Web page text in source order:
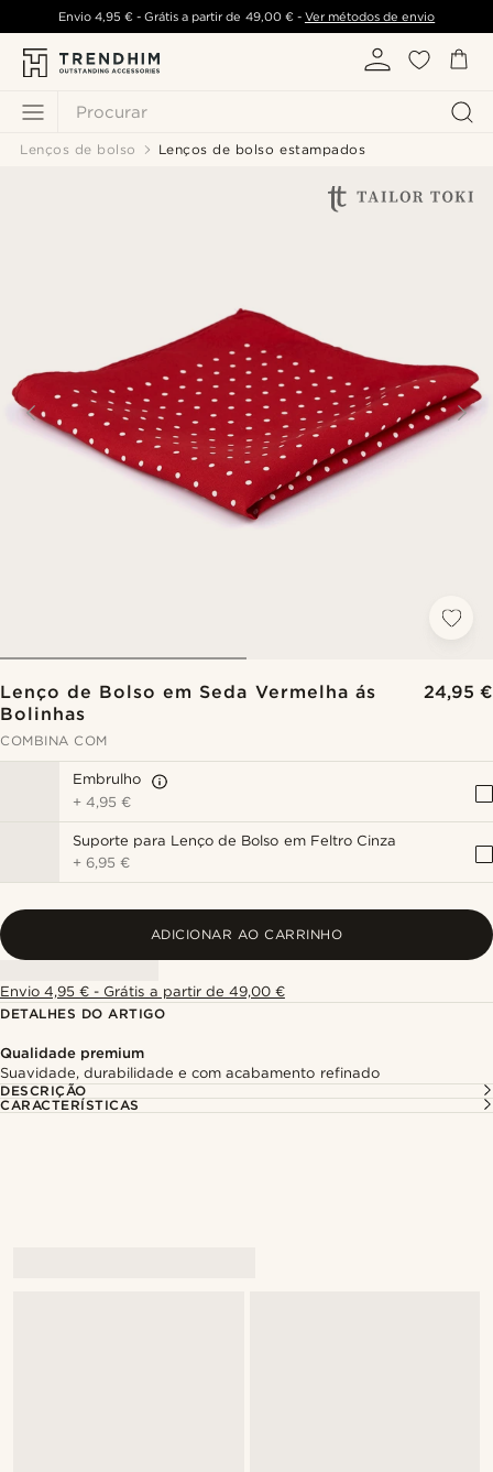
Procurar
Envio 4,95 €- Grátis a partir de 49,00 €- Ver métodos de envio
Lenços de bolso Lenços de bolso estampados
Lenço de Bolso em Seda Vermelha ás
Bolinhas
24,95 €
COMBINA COM
Embrulho
+4,95 €
Suporte para Lenço de Bolso em Feltro Cinza
+6,95 €
ADICIONAR AO CARRINHO
Envio 4,95 € - Grátis a partir de 49,00 €
DETALHES DO ARTIGO
Qualidade premium
Suavidade, durabilidade e com acabamento refinado
DESCRIÇÃO
CARACTERÍSTICAS